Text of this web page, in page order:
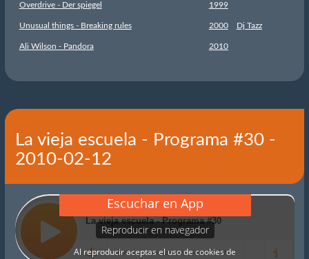
Overdrive - Der spiegel 1999
Unusual things - Breaking rules 2000 Dj Tazz
Ali Wilson - Pandora 2010
La vieja escuela - Programa #30 -
2010-02-12